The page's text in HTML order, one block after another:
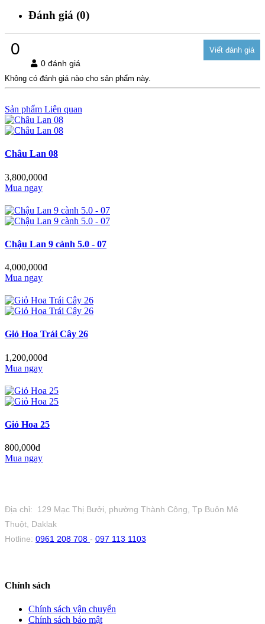
Đánh giá (0)
0
0 đánh giá
Không có đánh giá nào cho sản phẩm này.
Sản phẩm Liên quan
Châu Lan 08
3,800,000đ
Mua ngay
Chậu Lan 9 cành 5.0 - 07
4,000,000đ
Mua ngay
Giỏ Hoa Trái Cây 26
1,200,000đ
Mua ngay
Giỏ Hoa 25
800,000đ
Mua ngay
Địa chỉ: 129 Mạc Thị Bưởi, phường Thành Công, Tp Buôn Mê
Thuột, Daklak
Hotline: 0961 208 708 - 097 113 1103
Chính sách
Chính sách vận chuyển
Chính sách bảo mật